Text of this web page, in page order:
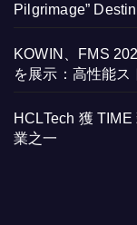
Pilgrimage”
KOWIN、FMS
を展示：高性能ス
HCLTech 獲
業之一